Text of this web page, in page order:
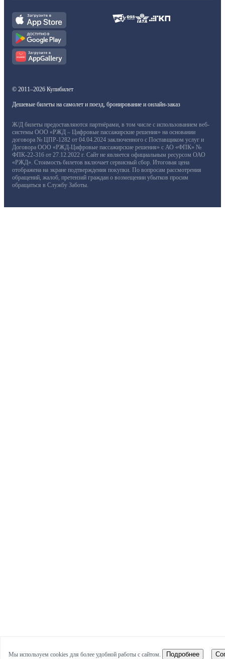
© 2011–2026 Купибилет
Дешевые билеты на самолет и поезд, бронирование и онлайн-заказ
Ж/Д билеты предоставляются партнёрами, в том числе с использованием веб-
системы ООО «РЖД – Цифровые пассажирские решения» на основании
договора № ЦПР-1282 от 04.04.2024 заключенного с Поставщиком услуг и
Договора ООО «РЖД-Цифровые пассажирские решения» с АО «ФПК» №
ФПК-22-316 от 27.12.2022 г. Сайт не является официальным ресурсом ОАО
«РЖД». Стоимость билетов включает сервисный сбор. Итоговая цена
отображена на экране подтверждения покупки. По вопросам рассмотрения
обращений, жалоб, претензий граждан о возмещении убытков просим
обращаться в Службу Заботы.
Мы используем cookies для более удобной работы с сайтом. Подробнее